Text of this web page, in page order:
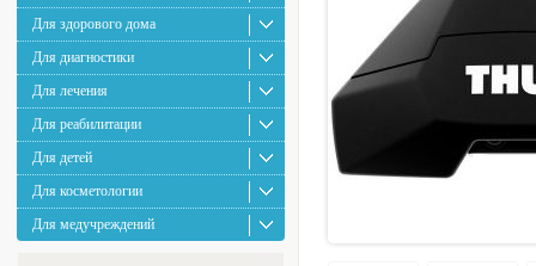
Для здорового дома
Для диагностики
Для лечения
Для реабилитации
Для детей
Для косметологии
Для медучреждений